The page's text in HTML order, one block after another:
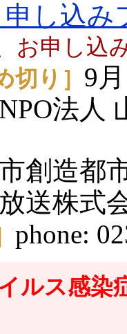
し込み
お申し込
切り］ 9
法人
創造都
送株式
phone:
ルス感染